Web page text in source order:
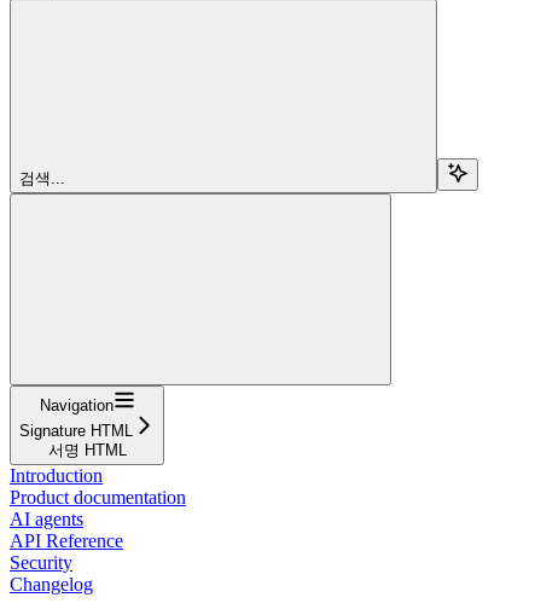
검색...
Navigation
Signature HTML
서명 HTML
Introduction
Product documentation
AI agents
API Reference
Security
Changelog